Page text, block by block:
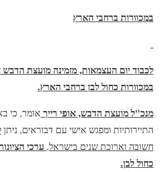
במכוורות ברחבי הארץ
לכבוד יום העצמאות, מזמינה מועצת
במכוורות כחול לבן ברחבי הארץ.
מנכ"ל מועצת הדבש, אופי רייך אומר, כי
התיירותיות ומפגש אישי עם דבוראים, ניתן
חשובה וארוכת שנים בישראל, ערכי
כחול לבן.